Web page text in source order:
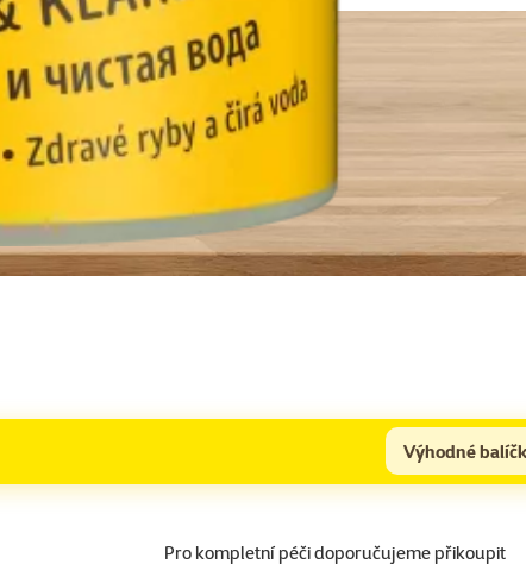
Výhodné
Pro kompletní péči doporučujeme přikoupit